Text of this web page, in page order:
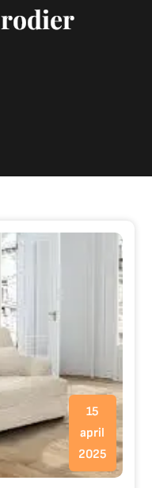
rodier
15
april
2025